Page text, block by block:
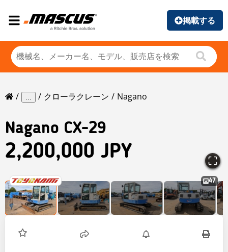
掲載する
... クローラクレーン Nagano
Nagano CX-29
2,200,000 JPY
47